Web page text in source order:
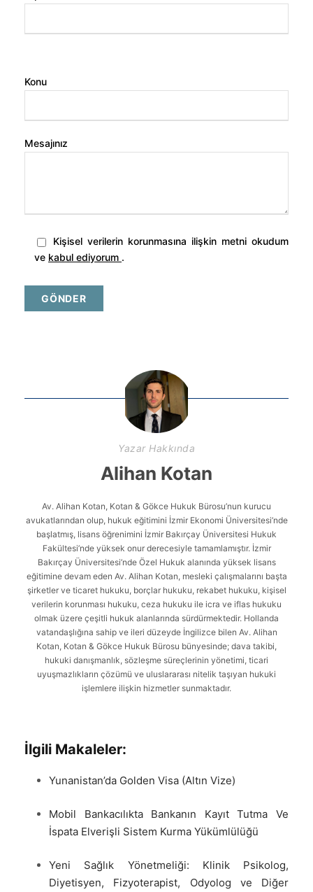
Konu
Mesajınız
Kişisel verilerin korunmasına ilişkin metni okudum
ve kabul ediyorum .
Yazar Hakkında
Alihan Kotan
Av. Alihan Kotan, Kotan & Gökce Hukuk Bürosu’nun kurucu
avukatlarından olup, hukuk eğitimini İzmir Ekonomi Üniversitesi’nde
başlatmış, lisans öğrenimini İzmir Bakırçay Üniversitesi Hukuk
Fakültesi’nde yüksek onur derecesiyle tamamlamıştır. İzmir
Bakırçay Üniversitesi’nde Özel Hukuk alanında yüksek lisans
eğitimine devam eden Av. Alihan Kotan, mesleki çalışmalarını başta
şirketler ve ticaret hukuku, borçlar hukuku, rekabet hukuku, kişisel
verilerin korunması hukuku, ceza hukuku ile icra ve iflas hukuku
olmak üzere çeşitli hukuk alanlarında sürdürmektedir. Hollanda
vatandaşlığına sahip ve ileri düzeyde İngilizce bilen Av. Alihan
Kotan, Kotan & Gökce Hukuk Bürosu bünyesinde; dava takibi,
hukuki danışmanlık, sözleşme süreçlerinin yönetimi, ticari
uyuşmazlıkların çözümü ve uluslararası nitelik taşıyan hukuki
işlemlere ilişkin hizmetler sunmaktadır.
İlgili Makaleler:
Yunanistan’da Golden Visa (Altın Vize)
Mobil Bankacılıkta Bankanın Kayıt Tutma Ve
İspata Elverişli Sistem Kurma Yükümlülüğü
Yeni Sağlık Yönetmeliği: Klinik Psikolog,
Diyetisyen, Fizyoterapist, Odyolog ve Diğer